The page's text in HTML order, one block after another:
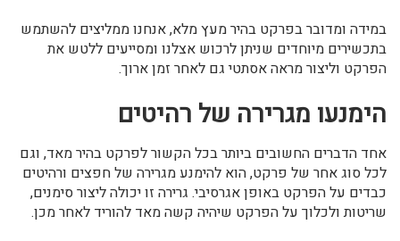
במידה ומדובר בפרקט בהיר מעץ מלא, אנחנו ממליצים להשתמש
בתכשירים מיוחדים שניתן לרכוש אצלנו ומסייעים ללטש את
הפרקט וליצור מראה אסתטי גם לאחר זמן ארוך.
הימנעו מגרירה של רהיטים
אחד הדברים החשובים ביותר בכל הקשור לפרקט בהיר מאד, וגם
לכל סוג אחר של פרקט, הוא להימנע מגרירה של חפצים ורהיטים
כבדים על הפרקט באופן אגרסיבי. גרירה זו יכולה ליצור סימנים,
שריטות ולכלוך על הפרקט שיהיה קשה מאד להוריד לאחר מכן.